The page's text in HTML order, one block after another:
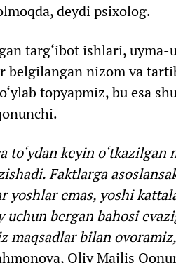
deydi psixolog.
targ‘ibot ishlari,
belgilangan nizom va
topyapmiz, bu esa
to‘ydan keyin
Faktlarga
yoshlar emas, yoshi
bergan bahosi
maqsadlar bilan
Oliy Majlis